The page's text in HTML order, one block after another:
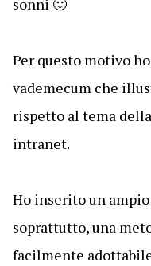
sonni 🙂
Per questo motivo
vademecum che
rispetto al tema
intranet.
Ho inserito un
soprattutto, una
facilmente